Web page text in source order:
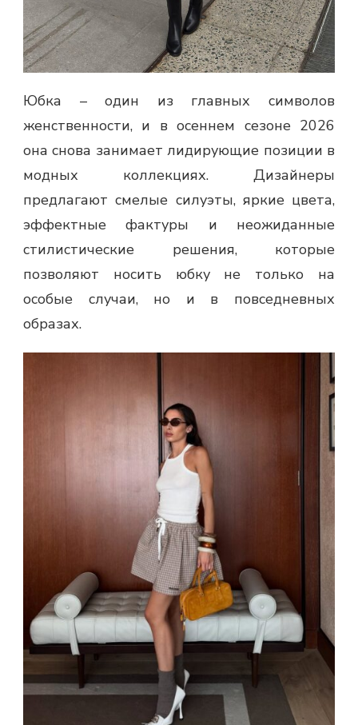
Юбка – один из главных символов
женственности, и в осеннем сезоне 2026
она снова занимает лидирующие позиции в
модных коллекциях. Дизайнеры
предлагают смелые силуэты, яркие цвета,
эффектные фактуры и неожиданные
стилистические решения, которые
позволяют носить юбку не только на
особые случаи, но и в повседневных
образах.